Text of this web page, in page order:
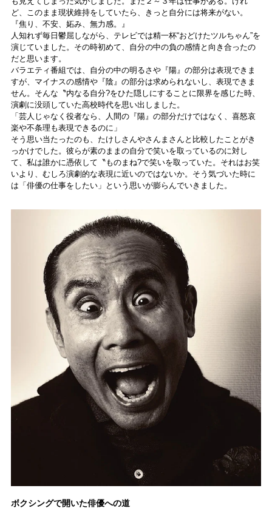
ど、このまま現状維持をしていたら、きっと自分には将来がない。
『焦り、不安、妬み、無力感。』
人知れず毎日鬱屈しながら、テレビでは精一杯“おどけたツルちゃん”を
演じていました。その時初めて、自分の中の負の感情と向き合ったの
だと思います。
バラエティ番組では、自分の中の明るさや『陽』の部分は表現できま
すが、マイナスの感情や『陰』の部分は求められないし、表現できま
せん。そんな〝内なる自分?をひた隠しにすることに限界を感じた時、
演劇に没頭していた高校時代を思い出しました。
「芸人じゃなく役者なら、人間の『陽』の部分だけではなく、喜怒哀
楽や不条理も表現できるのに」
そう思い当たったのも、たけしさんやさんまさんと比較したことがき
っかけでした。彼らが素のままの自分で笑いを取っているのに対し
て、私は誰かに憑依して〝ものまね?で笑いを取っていた。それはお笑
いより、むしろ演劇的な表現に近いのではないか。そう気づいた時に
は「俳優の仕事をしたい」という思いが膨らんでいきました。
ボクシングで開いた俳優への道